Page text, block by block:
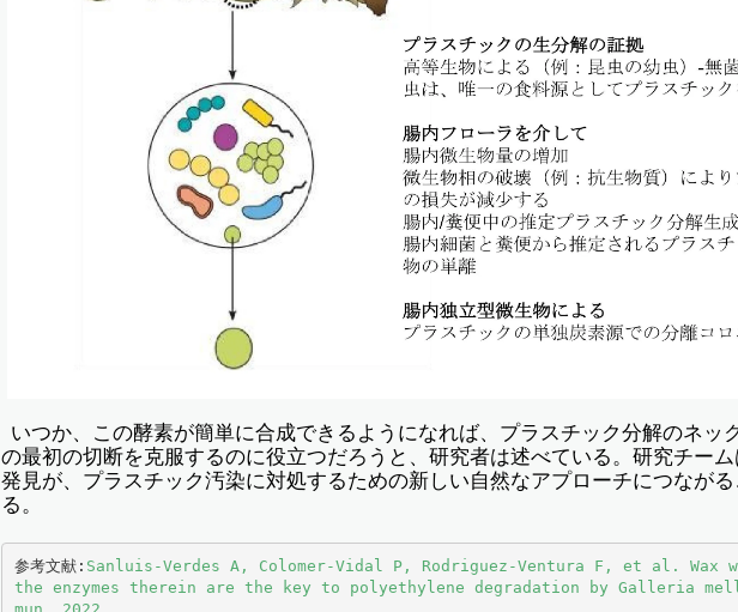
いつか、この酵素が簡単に合成できるようになれば、プラスチック分解のネッ
の最初の切断を克服するのに役立つだろうと、研究者は述べている。研究チー
発見が、プラスチック汚染に対処するための新しい自然なアプローチにつなが
る。
参考文献: Sanluis-Verdes A, Colomer-Vidal P, Rodriguez-Ventura F, et al. Wax
the enzymes therein are the key to polyethylene degradation by Galleria